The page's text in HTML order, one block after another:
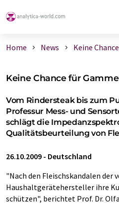
Home News Keine
Keine Chance für
Vom Rindersteak bis zum
Professur Mess- und
schlägt die
Qualitätsbeurteilung von
26.10.2009 - Deutschland
"Nach den Fleischskandalen der
Haushaltgerätehersteller ihre
schützen", berichtet Prof. Dr.